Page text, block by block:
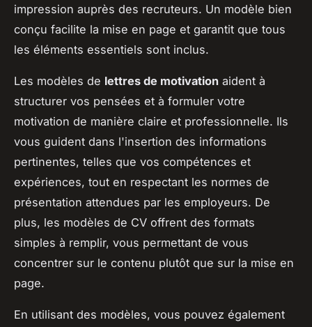
impression auprès des recruteurs. Un modèle bien
conçu facilite la mise en page et garantit que tous
les éléments essentiels sont inclus.
Les modèles de lettres de motivation aident à
structurer vos pensées et à formuler votre
motivation de manière claire et professionnelle. Ils
vous guident dans l'insertion des informations
pertinentes, telles que vos compétences et
expériences, tout en respectant les normes de
présentation attendues par les employeurs. De
plus, les modèles de CV offrent des formats
simples à remplir, vous permettant de vous
concentrer sur le contenu plutôt que sur la mise en
page.
En utilisant des modèles, vous pouvez également